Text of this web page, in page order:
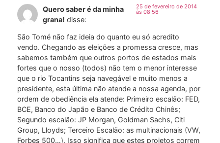
Quero saber é da minha
grana! disse:
25 de fevereiro de 2014
às 08:56
São Tomé não faz ideia do quanto eu só acredito
vendo. Chegando as eleições a promessa cresce, mas
sabemos também que outros portos de estados mais
fortes que o nosso (todos) não tem o menor interesse
que o rio Tocantins seja navegável e muito menos a
presidente, esta última não atende a nossa agenda, por
ordem de obediência ela atende: Primeiro escalão: FED,
BCE, Banco do Japão e Banco de Crédito Chinês;
Segundo escalão: JP Morgan, Goldman Sachs, Citi
Group, Lloyds; Terceiro Escalão: as multinacionais (VW,
Forbes 500…). Isso significa que estes projetos correm